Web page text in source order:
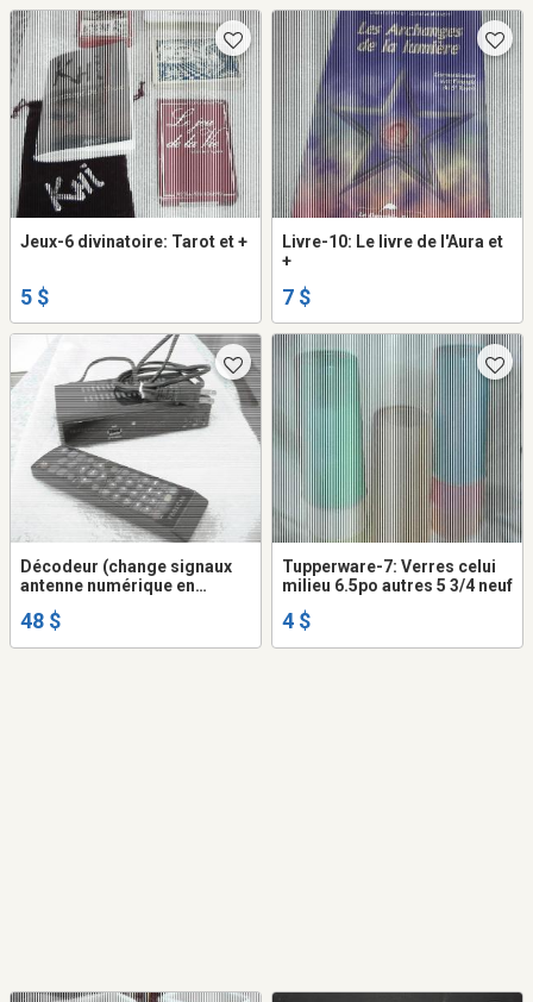
Jeux-6 divinatoire: Tarot et +
5 $
Livre-10: Le livre de l'Aura et
+
7 $
Décodeur (change signaux
antenne numérique en
remote Proscan neuf
48 $
Tupperware-7: Verres celui
milieu 6.5po autres 5 3/4 neuf
4 $